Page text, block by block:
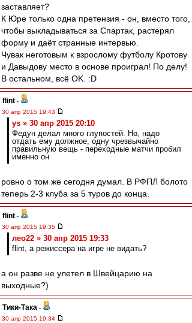
заставляет?
К Юре только одна претензия - он, вместо того,
чтобы выкладываться за Спартак, растерял
форму и даёт странные интервью.
Чувак неготовым к взрослому футболу Кротову
и Давыдову место в основе проиграл! По делу!
В остальном, всё OK. :D
flint -
30 апр 2015 19:43
ys » 30 апр 2015 20:10
Федун делал много глупостей. Но, надо
отдать ему должное, одну чрезвычайно
правильную вещь - переходные матчи пробил
именно он
ровно о том же сегодня думал. В РФПЛ болото
теперь 2-3 клуба за 5 туров до конца.
flint -
30 апр 2015 19:35
лео22 » 30 апр 2015 19:33
flint, а режиссера на игре не видать?
а он разве не улетел в Швейцарию на
выходные?)
Тики-Така -
30 апр 2015 19:34